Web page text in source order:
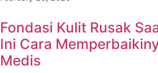
Fondasi Kulit Rusak
Ini Cara
Medis